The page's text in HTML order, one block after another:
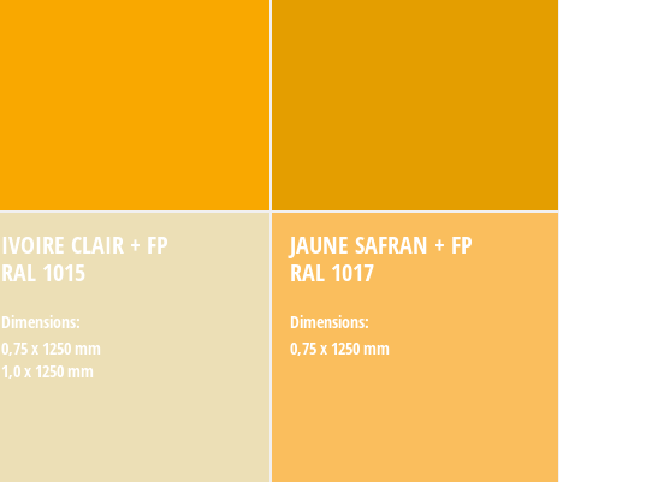
IVOIRE CLAIR + FP
RAL 1015
Dimensions:
0,75 x 1250 mm
1,0 x 1250 mm
JAUNE SAFRAN + FP
RAL 1017
Dimensions:
0,75 x 1250 mm